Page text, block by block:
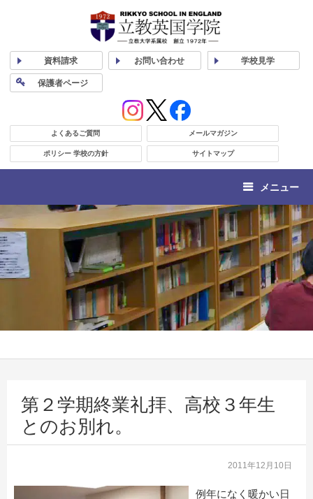
資料請求 お問い合わせ 学校見学
保護者ページ
よくあるご質問 メールマガジン
ポリシー 学校の方針 サイトマップ
メニュー
第２学期終業礼拝、高校３年生
とのお別れ。
2011年12月10日
例年になく暖かい日